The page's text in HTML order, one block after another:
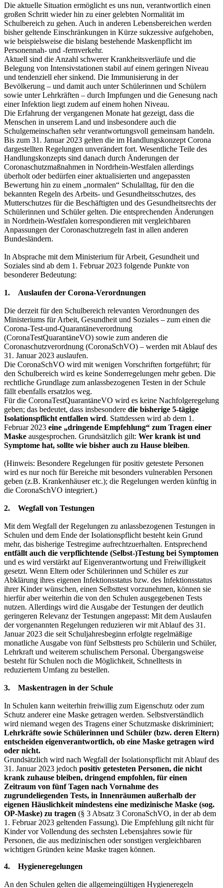
Die aktuelle Situation ermöglicht es uns nun, verantwortlich einen
großen Schritt wieder hin zu einer gelebten Normalität im
Schulbereich zu gehen. Auch in anderen Lebensbereichen werden
bisher geltende Einschränkungen in Kürze sukzessive aufgehoben,
wie beispielsweise die bislang bestehende Maskenpflicht im
Personennah- und -fernverkehr.
Aktuell sind die Anzahl schwerer Krankheitsverläufe und die
Belegung von Intensivstationen stabil auf einem geringen Niveau
und tendenziell eher sinkend. Die Immunisierung in der
Bevölkerung – und damit auch unter Schülerinnen und Schülern
sowie unter Lehrkräften – durch Impfungen und die Genesung nach
einer Infektion liegt zudem auf einem hohen Niveau.
Die Erfahrung der vergangenen Monate hat gezeigt, dass die
Menschen in unserem Land und insbesondere auch die
Schulgemeinschaften sehr verantwortungsvoll gemeinsam handeln.
Bis zum 31. Januar 2023 gelten die im Handlungskonzept Corona
dargestellten Regelungen unverändert fort. Wesentliche Teile des
Handlungskonzepts sind danach durch Änderungen der
Coronaschutzmaßnahmen in Nordrhein-Westfalen allerdings
überholt oder bedürfen einer aktualisierten und angepassten
Bewertung hin zu einem „normalen“ Schulalltag, für den die
bekannten Regeln des Arbeits- und Gesundheitsschutzes, des
Mutterschutzes für die Beschäftigten und des Gesundheitsrechts der
Schülerinnen und Schüler gelten. Die entsprechenden Änderungen
in Nordrhein-Westfalen korrespondieren mit vergleichbaren
Anpassungen der Coronaschutzregeln fast in allen anderen
Bundesländern.
In Absprache mit dem Ministerium für Arbeit, Gesundheit und
Soziales sind ab dem 1. Februar 2023 folgende Punkte von
besonderer Bedeutung:
1. Auslaufen der Corona-Verordnungen
Die derzeit für den Schulbereich relevanten Verordnungen des
Ministeriums für Arbeit, Gesundheit und Soziales – zum einen die
Corona-Test-und-Quarantäneverordnung
(CoronaTestQuarantäneVO) sowie zum anderen die
Coronaschutzverordnung (CoronaSchVO) – werden mit Ablauf des
31. Januar 2023 auslaufen.
Die CoronaSchVO wird mit wenigen Vorschriften fortgeführt; für
den Schulbereich wird es keine Sonderregelungen mehr geben. Die
rechtliche Grundlage zum anlassbezogenen Testen in der Schule
fällt ebenfalls ersatzlos weg.
Für die CoronaTestQuarantäneVO wird es keine Nachfolgeregelung
geben; das bedeutet, dass insbesondere die bisherige 5-tägige
Isolationspflicht entfallen wird. Stattdessen wird ab dem 1.
Februar 2023 eine „dringende Empfehlung“ zum Tragen einer
Maske ausgesprochen. Grundsätzlich gilt: Wer krank ist und
Symptome hat, sollte wie bisher auch zu Hause bleiben.
(Hinweis: Besondere Regelungen für positiv getestete Personen
wird es nur noch für Bereiche mit besonders vulnerablen Personen
geben (z.B. Krankenhäuser etc.); die Regelungen werden künftig in
die CoronaSchVO integriert.)
2. Wegfall von Testungen
Mit dem Wegfall der Regelungen zu anlassbezogenen Testungen in
Schulen und dem Ende der Isolationspflicht besteht kein Grund
mehr, das bisherige Testregime aufrechtzuerhalten. Entsprechend
entfällt auch die verpflichtende (Selbst-)Testung bei Symptomen
und es wird verstärkt auf Eigenverantwortung und Freiwilligkeit
gesetzt. Wenn Eltern oder Schülerinnen und Schüler es zur
Abklärung ihres eigenen Infektionsstatus bzw. des Infektionsstatus
ihrer Kinder wünschen, einen Selbsttest vorzunehmen, können sie
hierfür aber weiterhin die von den Schulen ausgegebenen Tests
nutzen. Allerdings wird die Ausgabe der Testungen der deutlich
geringeren Relevanz der Testungen angepasst: Mit dem Auslaufen
der vorgenannten Regelungen reduzieren wir mit Ablauf des 31.
Januar 2023 die seit Schuljahresbeginn erfolgte regelmäßige
monatliche Ausgabe von fünf Selbsttests pro Schülerin und Schüler,
Lehrkraft und weiterem schulischem Personal. Übergangsweise
besteht für Schulen noch die Möglichkeit, Schnelltests in
reduziertem Umfang zu bestellen.
3. Maskentragen in der Schule
In Schulen kann weiterhin freiwillig zum Eigenschutz oder zum
Schutz anderer eine Maske getragen werden. Selbstverständlich
wird niemand wegen des Tragens einer Schutzmaske diskriminiert;
Lehrkräfte sowie Schülerinnen und Schüler (bzw. deren Eltern)
entscheiden eigenverantwortlich, ob eine Maske getragen wird
oder nicht.
Grundsätzlich wird nach Wegfall der Isolationspflicht mit Ablauf des
31. Januar 2023 jedoch positiv getesteten Personen, die nicht
krank zuhause bleiben, dringend empfohlen, für einen
Zeitraum von fünf Tagen nach Vornahme des
zugrundeliegenden Tests, in Innenräumen außerhalb der
eigenen Häuslichkeit mindestens eine medizinische Maske (sog.
OP-Maske) zu tragen (§ 3 Absatz 3 CoronaSchVO, in der ab dem
1. Februar 2023 geltenden Fassung). Die Empfehlung gilt nicht für
Kinder vor Vollendung des sechsten Lebensjahres sowie für
Personen, die aus medizinischen oder sonstigen vergleichbaren
wichtigen Gründen keine Maske tragen können.
4. Hygieneregelungen
An den Schulen gelten die allgemeingültigen Hygieneregeln